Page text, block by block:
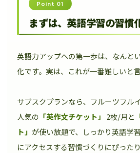
Point 01
まずは、英語学習の習慣
英語力アップへの第一歩は、なんと
化です。実は、これが一番難しいと
サブスクプランなら、フルーツフル
人気の 「英作文チケット」 2枚/月と
ト」 が使い放題で、しっかり英語学
にアクセスする習慣づくりにぴったり